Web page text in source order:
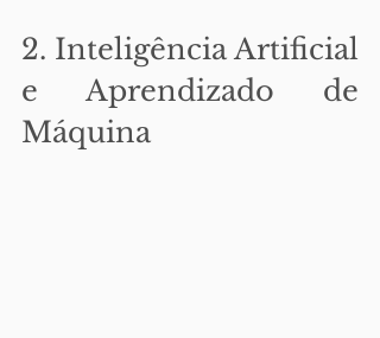
2. Inteligência Artificial
e Aprendizado de
Máquina